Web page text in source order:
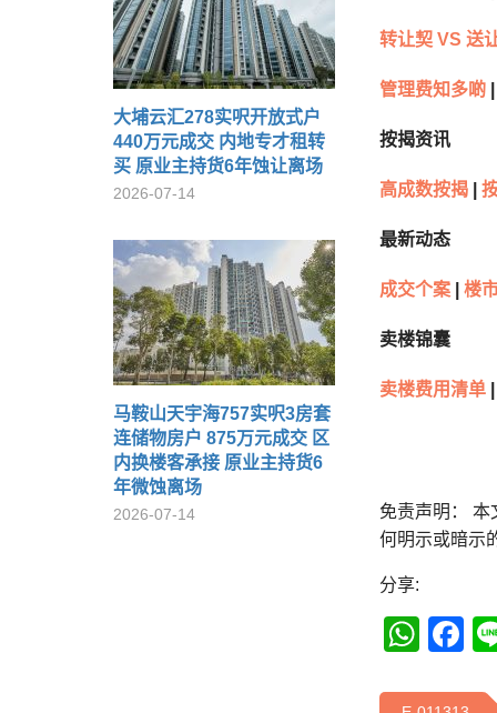
大埔云汇278实呎开放式户
440万元成交 内地专才租转
买 原业主持货6年蚀让离场
2026-07-14
马鞍山天宇海757实呎3房套
连储物房户 875万元成交 区
内换楼客承接 原业主持货6
年微蚀离场
2026-07-14
转让契 VS 送
管理费知多啲
按揭资讯
高成数按揭
最新动态
成交个案 楼
卖楼锦囊
卖楼费用清单
免责声明：
何明示或暗示
分享: